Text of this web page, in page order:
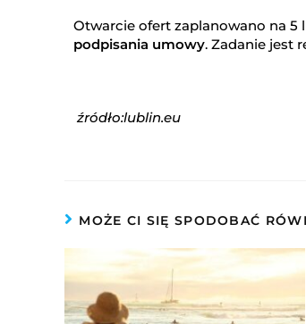
Otwarcie ofert zaplanowano na 5
podpisania umowy. Zadanie jest
źródło:lublin.eu
MOŻE CI SIĘ SPODOBAĆ